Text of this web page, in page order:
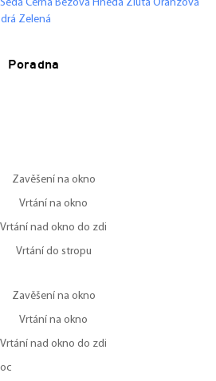
Šedá Černá Béžová Hnědá Žlutá Oranžová
Zelená
Poradna
Zavěšení na okno
Vrtání na okno
Vrtání nad okno do zdi
Vrtání do stropu
Zavěšení na okno
Vrtání na okno
Vrtání nad okno do zdi